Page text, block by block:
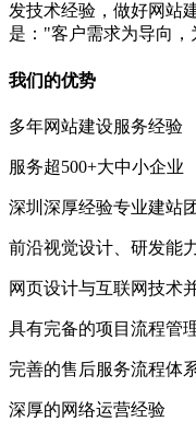
发技术经验，做好网站
是："客户需求为导向
我们的优势
多年网站建设服务经验
服务超500+大中小企业
深圳深厚经验专业建站
前沿视觉设计、研发能
网页设计与互联网技术
具有完备的项目流程管
完善的售后服务流程体
深厚的网络运营经验